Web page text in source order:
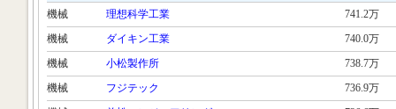
機械
理想科学工業
741.2万
機械
ダイキン工業
740.0万
機械
小松製作所
738.7万
機械
フジテック
736.9万